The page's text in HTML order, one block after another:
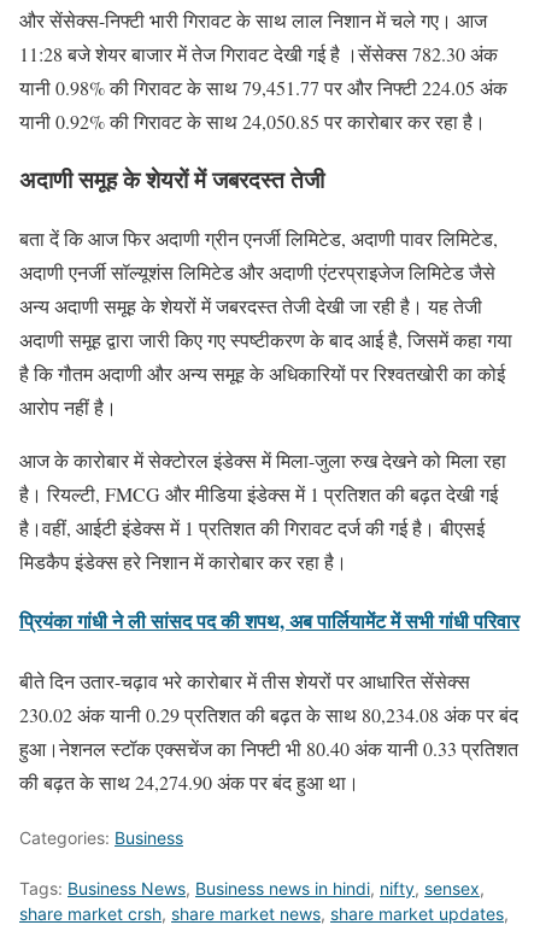
और सेंसेक्स-निफ्टी भारी गिरावट के साथ लाल निशान में चले गए। आज
11:28 बजे शेयर बाजार में तेज गिरावट देखी गई है ।सेंसेक्स 782.30 अंक
यानी 0.98% की गिरावट के साथ 79,451.77 पर और निफ्टी 224.05 अंक
यानी 0.92% की गिरावट के साथ 24,050.85 पर कारोबार कर रहा है।
अदाणी समूह के शेयरों में जबरदस्त तेजी
बता दें कि आज फिर अदाणी ग्रीन एनर्जी लिमिटेड, अदाणी पावर लिमिटेड,
अदाणी एनर्जी सॉल्यूशंस लिमिटेड और अदाणी एंटरप्राइजेज लिमिटेड जैसे
अन्य अदाणी समूह के शेयरों में जबरदस्त तेजी देखी जा रही है। यह तेजी
अदाणी समूह द्वारा जारी किए गए स्पष्टीकरण के बाद आई है, जिसमें कहा गया
है कि गौतम अदाणी और अन्य समूह के अधिकारियों पर रिश्वतखोरी का कोई
आरोप नहीं है।
आज के कारोबार में सेक्टोरल इंडेक्स में मिला-जुला रुख देखने को मिला रहा
है। रियल्टी, FMCG और मीडिया इंडेक्स में 1 प्रतिशत की बढ़त देखी गई
है।वहीं, आईटी इंडेक्स में 1 प्रतिशत की गिरावट दर्ज की गई है। बीएसई
मिडकैप इंडेक्स हरे निशान में कारोबार कर रहा है।
प्रियंका गांधी ने ली सांसद पद की शपथ, अब पार्लियामेंट में सभी गांधी परिवार
बीते दिन उतार-चढ़ाव भरे कारोबार में तीस शेयरों पर आधारित सेंसेक्स
230.02 अंक यानी 0.29 प्रतिशत की बढ़त के साथ 80,234.08 अंक पर बंद
हुआ।नेशनल स्टॉक एक्सचेंज का निफ्टी भी 80.40 अंक यानी 0.33 प्रतिशत
की बढ़त के साथ 24,274.90 अंक पर बंद हुआ था।
Categories: Business
Tags: Business News, Business news in hindi, nifty, sensex,
share market crsh, share market news, share market updates,